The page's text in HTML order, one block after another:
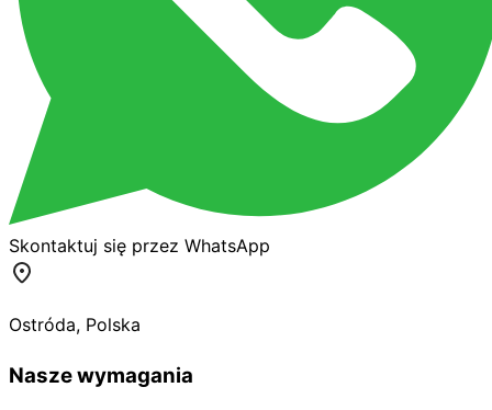
Skontaktuj się przez WhatsApp
Ostróda, Polska
Nasze wymagania